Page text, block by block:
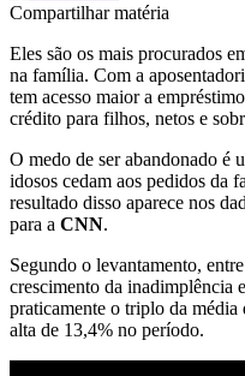
Compartilhar matéria
Eles são os mais procurados
na família. Com a
tem acesso maior a
crédito para filhos, netos e
O medo de ser abandonado é
idosos cedam aos pedidos da
resultado disso aparece nos
para a CNN.
Segundo o levantamento,
crescimento da inadimplência
praticamente o triplo da
alta de 13,4% no período.